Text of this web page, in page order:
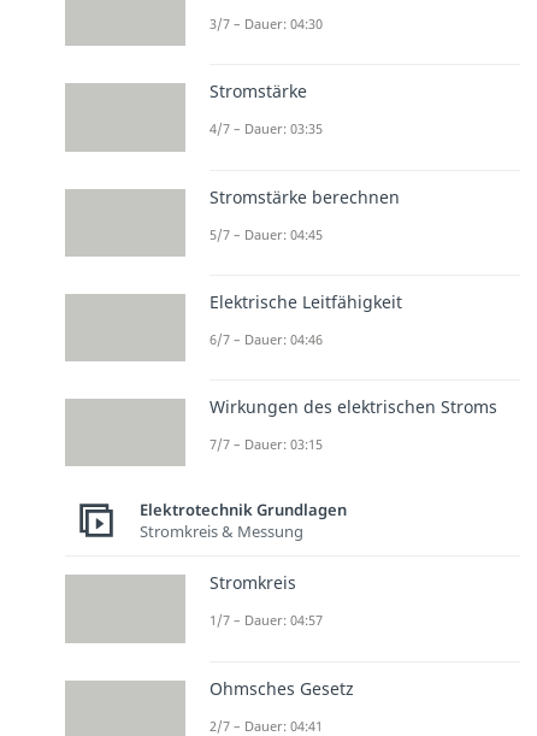
3/7 – Dauer: 04:30
Stromstärke
4/7 – Dauer: 03:35
Stromstärke berechnen
5/7 – Dauer: 04:45
Elektrische Leitfähigkeit
6/7 – Dauer: 04:46
Wirkungen des elektrischen Stroms
7/7 – Dauer: 03:15
Elektrotechnik Grundlagen
Stromkreis & Messung
Stromkreis
1/7 – Dauer: 04:57
Ohmsches Gesetz
2/7 – Dauer: 04:41